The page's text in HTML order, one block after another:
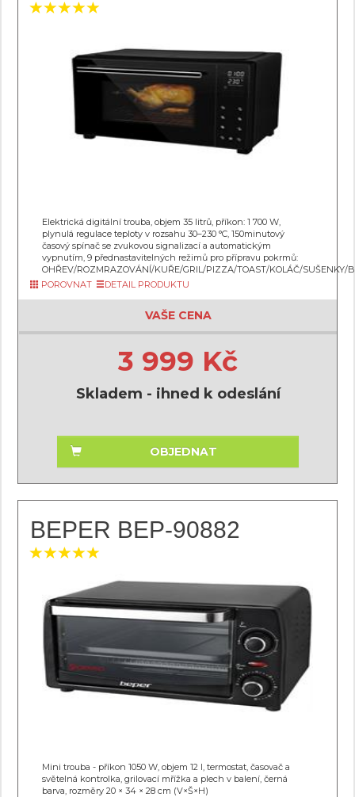
Elektrická digitální trouba, objem 35 litrů, příkon: 1 700 W,
plynulá regulace teploty v rozsahu 30–230 °C, 150minutový
časový spínač se zvukovou signalizací a automatickým
vypnutím, 9 přednastavitelných režimů pro přípravu pokrmů:
OHŘEV/ROZMRAZOVÁNÍ/KUŘE/GRIL/PIZZA/TOAST/KOLÁČ/SUŠENKY/
POROVNAT
DETAIL PRODUKTU
VAŠE CENA
3 999 Kč
Skladem - ihned k odeslání
OBJEDNAT
BEPER BEP-90882
Mini trouba - příkon 1050 W, objem 12 l, termostat, časovač a
světelná kontrolka, grilovací mřížka a plech v balení, černá
barva, rozměry 20 × 34 × 28 cm (V×Š×H)